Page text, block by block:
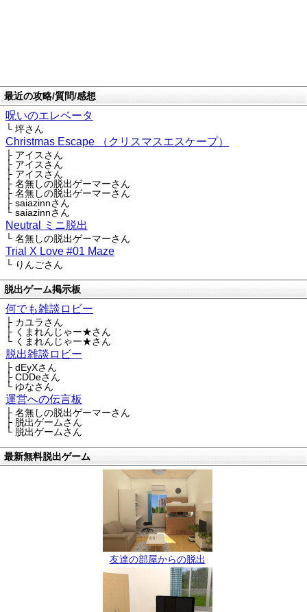
最近の攻略/質問/感想
呪いのエレベータ
└ 坪さん
Christmas Escape （クリスマスエスケープ）
├ アイスさん
├ アイスさん
├ アイスさん
├ 名無しの脱出ゲーマーさん
├ 名無しの脱出ゲーマーさん
├ saiazinnさん
└ saiazinnさん
Neutral ミニ脱出
└ 名無しの脱出ゲーマーさん
Trial X Love #01 Maze
└ りんごさん
脱出ゲーム掲示板
何でも雑談ロビー
├ カユラさん
├ くまれんじゃー★さん
└ くまれんじゃー★さん
脱出雑談ロビー
├ dEyXさん
├ CDDeさん
└ ゆなさん
運営への伝言板
├ 名無しの脱出ゲーマーさん
├ 脱出ゲームさん
└ 脱出ゲームさん
最新無料脱出ゲーム
友達の部屋からの脱出